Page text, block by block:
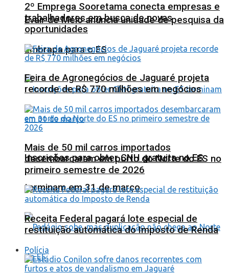
Evair de Melo anuncia unidade de pesquisa da
Embrapa para o ES
Inscrições para obter CNH gratuita no ES
terminam em 31 de março
2º Emprega Sooretama conecta empresas e
trabalhadores em busca de novas
oportunidades
Feira de Agronegócios de Jaguaré projeta
recorde de R$ 770 milhões em negócios
Mais de 50 mil carros importados
desembarcaram em porto do Norte do ES no
primeiro semestre de 2026
Receita Federal pagará lote especial de
restituição automática do Imposto de Renda
Polícia